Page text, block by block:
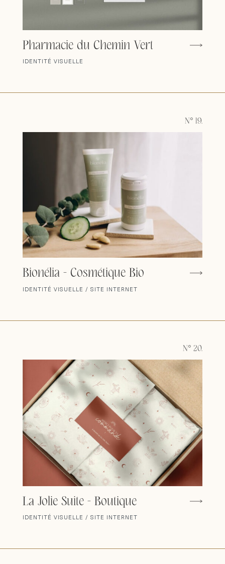
Pharmacie du Chemin Vert
IDENTITÉ VISUELLE
N° 19.
Bionélia - Cosmétique Bio
IDENTITÉ VISUELLE / SITE INTERNET
N° 20.
La Jolie Suite - Boutique
IDENTITÉ VISUELLE / SITE INTERNET